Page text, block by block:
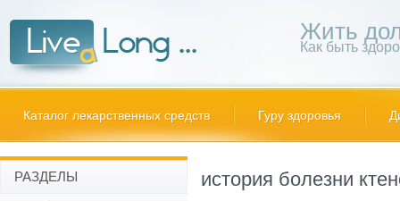
Жить
Как быть
Каталог лекарственных средств Гуру здоровья
история болезни
РАЗДЕЛЫ